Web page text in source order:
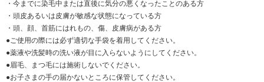
・今までに染毛中または直後に気分の悪くなったことのある方
・頭皮あるいは皮膚が敏感な状態になっている方
・頭、顔、首筋にはれもの、傷、皮膚病がある方
●ご使用の際には必ず適切な手袋を着用してください。
●薬液や洗髪時の洗い液が目に入らないようにしてください。
●眉毛、まつ毛には施術しないでください。
●お子さまの手の届かないところに保管してください。